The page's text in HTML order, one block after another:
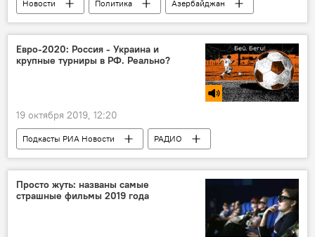
Новости Политика Азербайджан
Евро-2020: Россия - Украина и
крупные турниры в РФ. Реально?
19 октября 2019, 12:20
Подкасты РИА Новости
РАДИО
МУЛЬТИМЕДИА
Новости
Просто жуть: названы самые
страшные фильмы 2019 года